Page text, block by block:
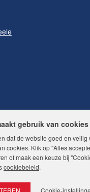
gebruik van cookies
dat de website goed en veilig
cookies. Klik op "Alles
of maak een keuze bij
cookiebeleid.
Cookie-